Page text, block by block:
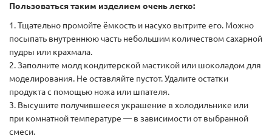
Пользоваться таким изделием очень легко:
1. Тщательно промойте ёмкость и насухо вытрите его. Можно
посыпать внутреннюю часть небольшим количеством сахарной
пудры или крахмала.
2. Заполните молд кондитерской мастикой или шоколадом для
моделирования. Не оставляйте пустот. Удалите остатки
продукта с помощью ножа или шпателя.
3. Высушите получившееся украшение в холодильнике или
при комнатной температуре — в зависимости от выбранной
смеси.